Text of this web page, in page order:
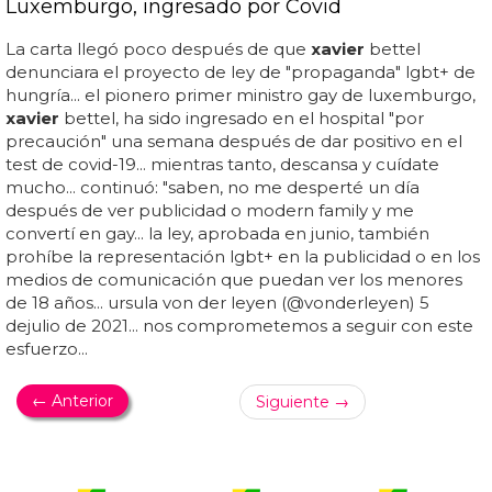
Luxemburgo, ingresado por Covid
La carta llegó poco después de que xavier bettel
denunciara el proyecto de ley de "propaganda" lgbt+ de
hungría... el pionero primer ministro gay de luxemburgo,
xavier bettel, ha sido ingresado en el hospital "por
precaución" una semana después de dar positivo en el
test de covid-19... mientras tanto, descansa y cuídate
mucho... continuó: "saben, no me desperté un día
después de ver publicidad o modern family y me
convertí en gay... la ley, aprobada en junio, también
prohíbe la representación lgbt+ en la publicidad o en los
medios de comunicación que puedan ver los menores
de 18 años... ursula von der leyen (@vonderleyen) 5
dejulio de 2021... nos comprometemos a seguir con este
esfuerzo...
← Anterior Siguiente →